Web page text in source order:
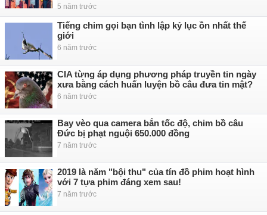
5 năm trước
Tiếng chim gọi bạn tình lập kỷ lục ồn nhất thế
giới
6 năm trước
CIA từng áp dụng phương pháp truyền tin ngày
xưa bằng cách huấn luyện bồ câu đưa tin mật?
6 năm trước
Bay vèo qua camera bắn tốc độ, chim bồ câu
Đức bị phạt nguội 650.000 đồng
7 năm trước
2019 là năm "bội thu" của tín đồ phim hoạt hình
với 7 tựa phim đáng xem sau!
7 năm trước